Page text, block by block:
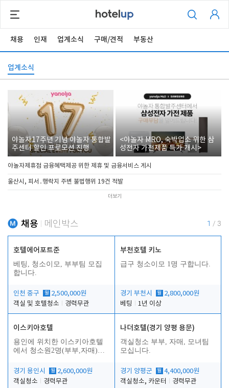
채용 인재 업계소식 구매/견적 부동산
업계소식
야놀자17주년 기념 야놀자 통합발
주센터 할인 프로모션 진행
<야놀자 MRO, 숙박업소 위한 삼
성전자 가전제품 특가 개시>
야놀자제휴점 금융혜택제공 위한 제휴 및 금융서비스 게시
울산시, 피서․행락지 주변 불법행위 19건 적발
더보기
채용 메인박스 1 / 3
호텔에어포트준
베팅, 청소이모, 부부팀 모집
합니다.
인천 중구 월 2,500,000원
객실 및 호텔청소
경력무관
부천호텔 키노
급구 청소이모 1명 구합니다.
경기 부천시 월 2,800,000원
베팅
1년 이상
이스키아호텔
용인에 위치한 이스키아호텔
에서 청소원2명(부부,자매)을
경기 용인시
월 2,600,000원
객실청소
경력무관
나더호텔(경기 양평 용문)
객실청소 부부, 자매, 모녀팀
모십니다.
경기 양평군 월 4,400,000원
객실청소, 카운터
경력무관